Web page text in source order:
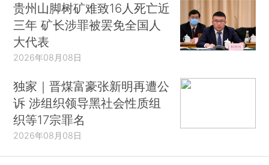
贵州山脚树矿难致16人死亡近
三年 矿长涉罪被罢免全国人
大代表
2026年08月08日
独家｜晋煤富豪张新明再遭公
诉 涉组织领导黑社会性质组
织等17宗罪名
2026年08月08日